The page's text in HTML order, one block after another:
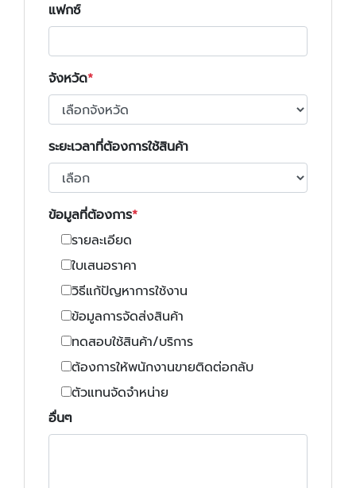
แฟกซ์
จังหวัด
ระยะเวลาที่ต้องการใช้สินค้า
ข้อมูลที่ต้องการ
รายละเอียด
ใบเสนอราคา
วิธีแก้ปัญหาการใช้งาน
ข้อมูลการจัดส่งสินค้า
ทดสอบใช้สินค้า/บริการ
ต้องการให้พนักงานขายติดต่อกลับ
ตัวแทนจัดจำหน่าย
อื่นๆ